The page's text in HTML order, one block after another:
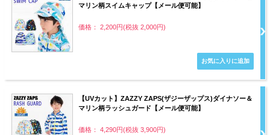
マリン柄スイムキャップ【メール便可能】
価格： 2,200円(税抜 2,000円)
【UVカット】ZAZZY ZAPS(ザジーザップス)ダイナソー＆
マリン柄ラッシュガード【メール便可能】
価格： 4,290円(税抜 3,900円)